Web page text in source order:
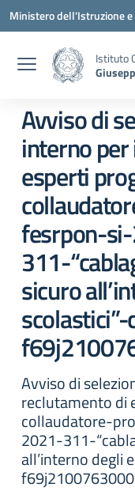
Vai ai contenuti
Vai al menu di navigazione
Vai al footer
Ministero dell'Istruzione
Istituto
Avviso di
interno
esperti
fesrpon-
311-
sicuro
Avviso di
reclutamento di
collaudatore-
2021-311-
all’interno degli